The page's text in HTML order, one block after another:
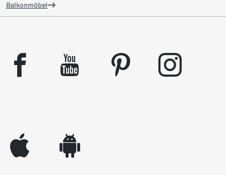
Balkonmöbel
facebook youtube pinterest instagram
appleinc android